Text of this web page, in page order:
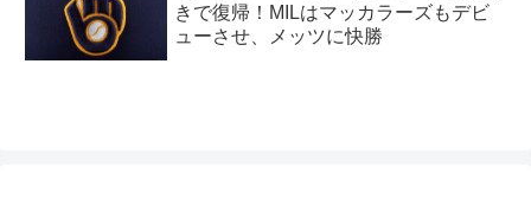
きで復帰！MILはマッカラーズもデビ
ューさせ、メッツに快勝